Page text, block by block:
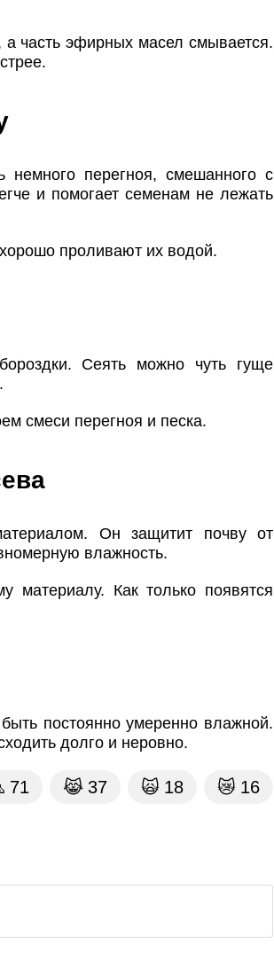
часть эфирных масел смывается.
немного перегноя, смешанного с
и помогает семенам не лежать
проливают их водой.
Сеять можно чуть гуще
смеси перегноя и песка.
Он защитит почву от
влажность.
материалу. Как только появятся
постоянно умеренно влажной.
долго и неровно.
71 😹 37 🙀 18 😿 16